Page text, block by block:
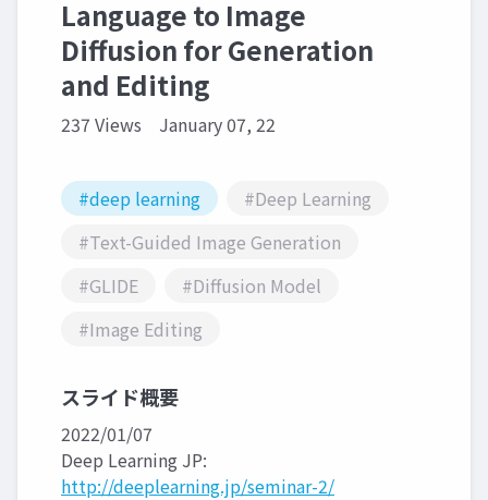
Language to Image
Diffusion for Generation
and Editing
237 Views January 07, 22
#deep learning
#Deep Learning
#Text-Guided Image Generation
#GLIDE
#Diffusion Model
#Image Editing
スライド概要
2022/01/07
Deep Learning JP:
http://deeplearning.jp/seminar-2/